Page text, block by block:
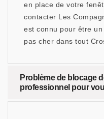
en place de votre
contacter Les
est connu pour être
pas cher dans tout
Problème de blocage
professionnel pour